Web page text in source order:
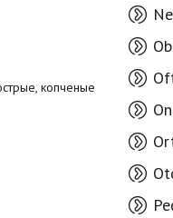
копченые